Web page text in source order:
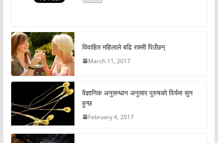
विवाहित महिलाले बढि रक्सी पिउँछन्
March 11, 2017
वैज्ञानिक अनुसन्धान अनुसार पुरुषको विर्यमा सुन
हुन्छ
February 4, 2017